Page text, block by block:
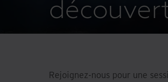
Rejoignez-nous pour une